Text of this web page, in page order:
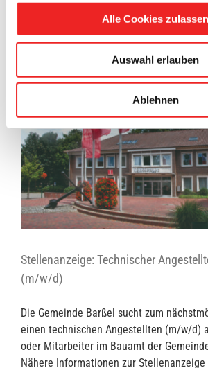
Alle Cookies zulassen
Auswahl erlauben
Ablehnen
Stellenanzeige: Technischer
(m/w/d)
Die Gemeinde Barßel sucht zum
einen technischen Angestellten (m/w/d)
oder Mitarbeiter im Bauamt der
Nähere Informationen zur